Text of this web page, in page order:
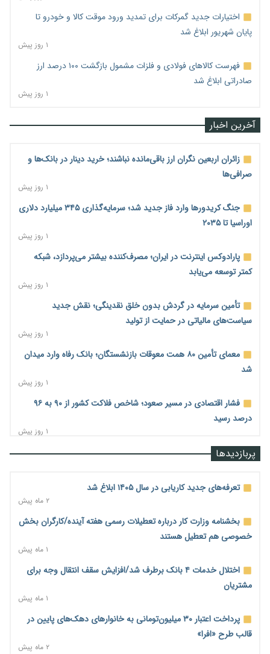
اختیارات جدید گمرکات برای تمدید ورود موقت کالا و خودرو تا
پایان شهریور ابلاغ شد
۱ روز پیش
فهرست کالاهای فولادی و فلزات مشمول بازگشت ۱۰۰ درصد ارز
صادراتی ابلاغ شد
۱ روز پیش
آخرین اخبار
زائران اربعین نگران ارز باقی‌مانده نباشند؛ خرید دینار در بانک‌ها و
صرافی‌ها
۱ روز پیش
جنگ کریدورها وارد فاز جدید شد؛ سرمایه‌گذاری ۳۴۵ میلیارد دلاری
اوراسیا تا ۲۰۳۵
۱ روز پیش
پارادوکس اینترنت در ایران؛ مصرف‌کننده بیشتر می‌پردازد، شبکه
کمتر توسعه می‌یابد
۱ روز پیش
تأمین سرمایه در گردش بدون خلق نقدینگی؛ نقش جدید
سیاست‌های مالیاتی در حمایت از تولید
۱ روز پیش
معمای تأمین ۸۰ همت معوقات بازنشستگان؛ بانک رفاه وارد میدان
شد
۱ روز پیش
فشار اقتصادی در مسیر صعود؛ شاخص فلاکت کشور از ۹۰ به ۹۶
درصد رسید
۱ روز پیش
رشد ۷۵ هزار میلیاردی بازار خرید اعتباری؛ فین‌تک‌ها وارد میدان
آغاز اجرای پایلوت «ردا کارت» برای دانشجویان تحصیلات تکمیلی
۱ روز پیش
محدودیت تازه برای شبکه بانکی؛ افزایش سپرده قانونی با هدف
کنترل تورم
۱ روز پیش
ترمز تولید خودرو کشیده شد؛ افت ۲۵ درصدی تیراژ ایران‌خودرو،
سایپا و پارس‌خودرو
۱ روز پیش
پربازدیدها
تعرفه‌های جدید کاریابی در سال ۱۴۰۵ ابلاغ شد
۲ ماه پیش
بخشنامه وزارت کار درباره تعطیلات رسمی هفته آینده/کارگران بخش
خصوصی هم تعطیل هستند
۱ ماه پیش
اختلال خدمات ۴ بانک برطرف شد/افزایش سقف انتقال وجه برای
مشتریان
۱ ماه پیش
پرداخت اعتبار ۳۰ میلیون‌تومانی به خانوارهای دهک‌های پایین در
قالب طرح «افرا»
۲ ماه پیش